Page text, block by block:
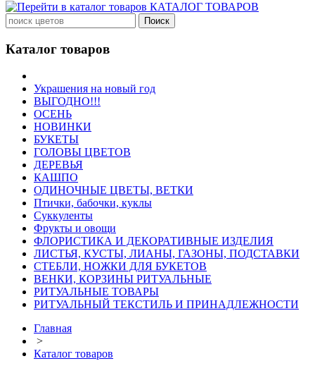
КАТАЛОГ ТОВАРОВ
Каталог товаров
Украшения на новый год
ВЫГОДНО!!!
ОСЕНЬ
НОВИНКИ
БУКЕТЫ
ГОЛОВЫ ЦВЕТОВ
ДЕРЕВЬЯ
КАШПО
ОДИНОЧНЫЕ ЦВЕТЫ, ВЕТКИ
Птички, бабочки, куклы
Суккуленты
Фрукты и овощи
ФЛОРИСТИКА И ДЕКОРАТИВНЫЕ ИЗДЕЛИЯ
ЛИСТЬЯ, КУСТЫ, ЛИАНЫ, ГАЗОНЫ, ПОДСТАВКИ
СТЕБЛИ, НОЖКИ ДЛЯ БУКЕТОВ
ВЕНКИ, КОРЗИНЫ РИТУАЛЬНЫЕ
РИТУАЛЬНЫЕ ТОВАРЫ
РИТУАЛЬНЫЙ ТЕКСТИЛЬ И ПРИНАДЛЕЖНОСТИ
Главная
>
Каталог товаров